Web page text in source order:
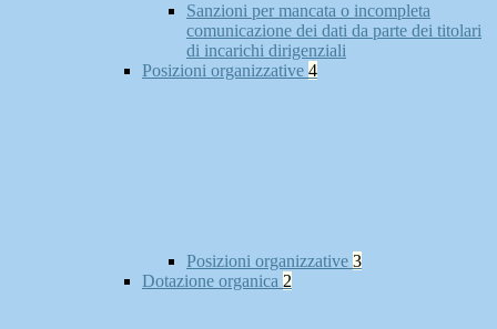
Sanzioni per mancata o incompleta
comunicazione dei dati da parte dei titolari
di incarichi dirigenziali
Posizioni organizzative 4
Posizioni organizzative 3
Dotazione organica 2